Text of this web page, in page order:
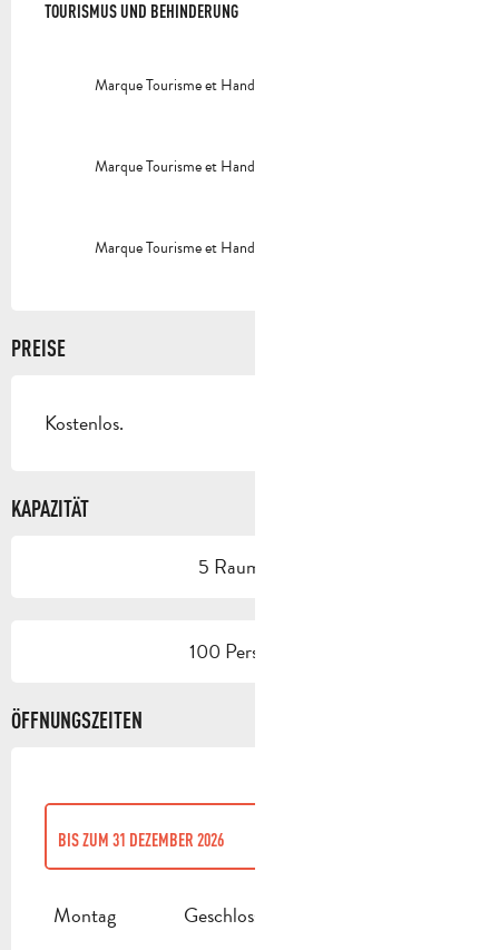
TOURISMUS UND BEHINDERUNG
TOURISMUS UND BEHINDERUNG
Marque Tourisme et Handicap - déficience auditive
Marque Tourisme et Handicap - déficience mentale
Marque Tourisme et Handicap - déficience motrice
PREISE
Kostenlos.
KAPAZITÄT
5 Raum/Saal
100 Person(en)
ÖFFNUNGSZEITEN
VOM BIS ZUM 1 FEBRUAR 2026
BIS ZUM 31 DEZEMBER 2026
Montag Geschlossen